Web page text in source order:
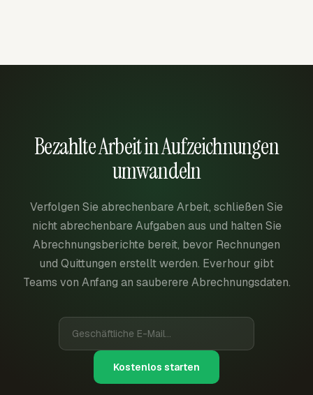
Bezahlte Arbeit in Aufzeichnungen
umwandeln
Verfolgen Sie abrechenbare Arbeit, schließen Sie
nicht abrechenbare Aufgaben aus und halten Sie
Abrechnungsberichte bereit, bevor Rechnungen
und Quittungen erstellt werden. Everhour gibt
Teams von Anfang an sauberere Abrechnungsdaten.
Kostenlos starten